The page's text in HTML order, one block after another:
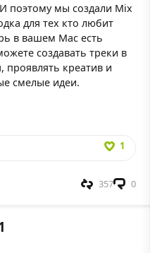
поэтому мы создали Mix
для тех кто любит
в вашем Mac есть
создавать треки в
креатив и
смелые идеи.
1
0
357